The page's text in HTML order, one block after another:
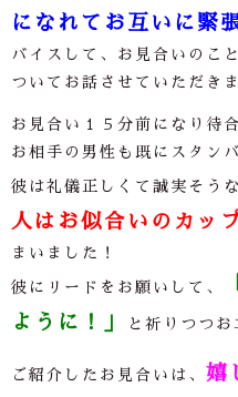
になれてお互いに緊
バイスして、お見合いのこ
ついてお話させていただき
お見合い１５分前になり待
お相手の男性も既にスタン
彼は礼儀正しくて誠実そう
人はお似合いのカッ
まいました！
彼にリードをお願いして、
ように！」
と祈りつつお
ご紹介したお見合いは、 嬉